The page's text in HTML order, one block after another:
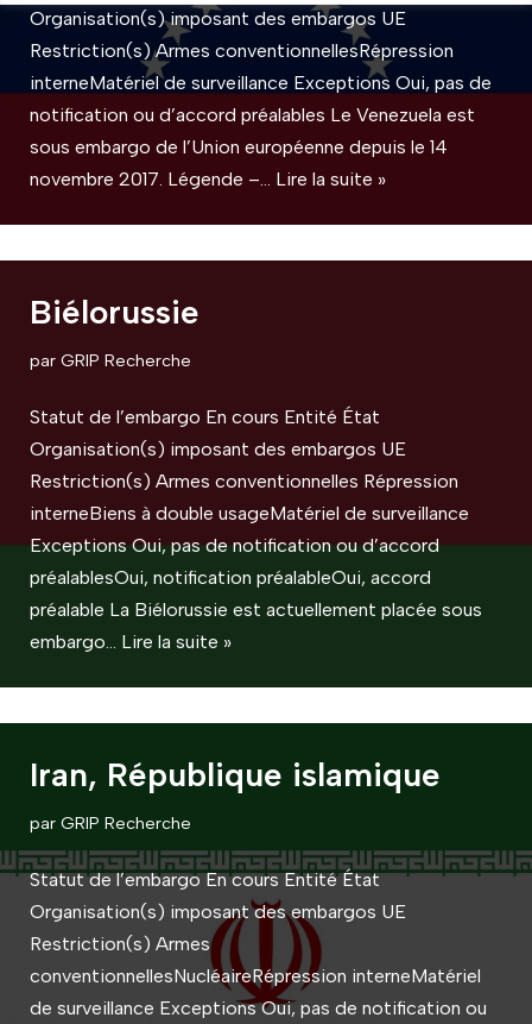
Organisation(s) imposant des embargos UE
Restriction(s) Armes conventionnellesRépression
interneMatériel de surveillance Exceptions Oui, pas de
notification ou d’accord préalables Le Venezuela est
sous embargo de l’Union européenne depuis le 14
novembre 2017. Légende –… Lire la suite »
Biélorussie
par GRIP Recherche
Statut de l’embargo En cours Entité État
Organisation(s) imposant des embargos UE
Restriction(s) Armes conventionnelles Répression
interneBiens à double usageMatériel de surveillance
Exceptions Oui, pas de notification ou d’accord
préalablesOui, notification préalableOui, accord
préalable La Biélorussie est actuellement placée sous
embargo… Lire la suite »
Iran, République islamique
par GRIP Recherche
Statut de l’embargo En cours Entité État
Organisation(s) imposant des embargos UE
Restriction(s) Armes
conventionnellesNucléaireRépression interneMatériel
de surveillance Exceptions Oui, pas de notification ou